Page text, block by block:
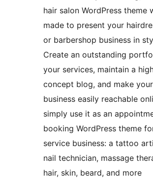
hair salon WordPress theme
made to present your
or barbershop business in
Create an outstanding
your services, maintain a
concept blog, and make your
business easily reachable
simply use it as an
booking WordPress theme
service business: a tattoo
nail technician, massage
hair, skin, beard, and more